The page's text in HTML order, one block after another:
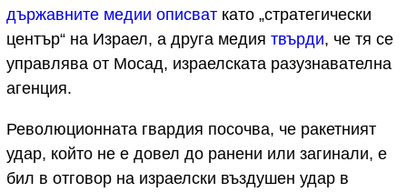
държавните медии описват като „стратегически
център“ на Израел, а друга медия твърди, че тя се
управлява от Мосад, израелската разузнавателна
агенция.
Революционната гвардия посочва, че ракетният
удар, който не е довел до ранени или загинали, е
бил в отговор на израелски въздушен удар в